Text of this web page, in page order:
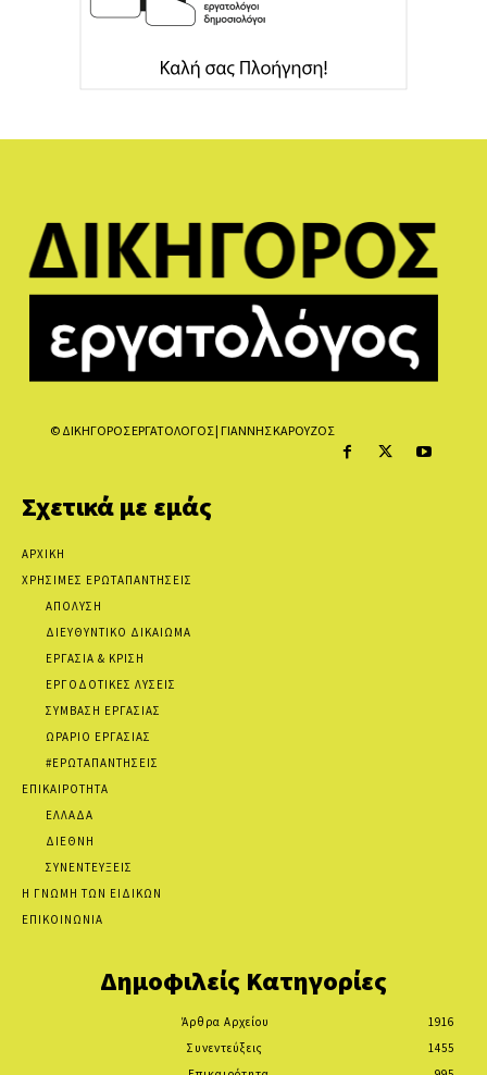
© ΔΙΚΗΓΟΡΟΣ ΕΡΓΑΤΟΛΟΓΟΣ | ΓΙΑΝΝΗΣ ΚΑΡΟΥΖΟΣ
Σχετικά με εμάς
ΑΡΧΙΚΗ
ΧΡΗΣΙΜΕΣ ΕΡΩΤΑΠΑΝΤΗΣΕΙΣ
ΑΠΟΛΥΣΗ
ΔΙΕΥΘΥΝΤΙΚΟ ΔΙΚΑΙΩΜΑ
ΕΡΓΑΣΙΑ & ΚΡΙΣΗ
ΕΡΓΟΔΟΤΙΚΕΣ ΛΥΣΕΙΣ
ΣΥΜΒΑΣΗ ΕΡΓΑΣΙΑΣ
ΩΡΑΡΙΟ ΕΡΓΑΣΙΑΣ
#ΕΡΩΤΑΠΑΝΤΗΣΕΙΣ
ΕΠΙΚΑΙΡΟΤΗΤΑ
ΕΛΛΑΔΑ
ΔΙΕΘΝΗ
ΣΥΝΕΝΤΕΥΞΕΙΣ
Η ΓΝΩΜΗ ΤΩΝ ΕΙΔΙΚΩΝ
ΕΠΙΚΟΙΝΩΝΙΑ
Δημοφιλείς Κατηγορίες
Άρθρα Αρχείου
1916
Συνεντεύξεις
1455